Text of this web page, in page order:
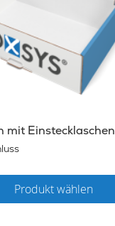
mit Einstecklaschen
Produkt wählen